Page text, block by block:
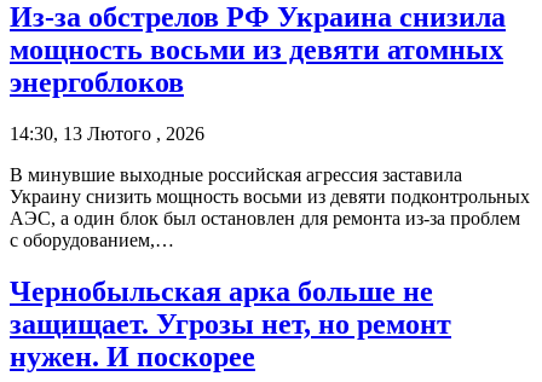
Из-за обстрелов РФ Украина снизила
мощность восьми из девяти атомных
энергоблоков
14:30, 13 Лютого , 2026
В минувшие выходные российская агрессия заставила
Украину снизить мощность восьми из девяти подконтрольных
АЭС, а один блок был остановлен для ремонта из-за проблем
с оборудованием,…
Чернобыльская арка больше не
защищает. Угрозы нет, но ремонт
нужен. И поскорее